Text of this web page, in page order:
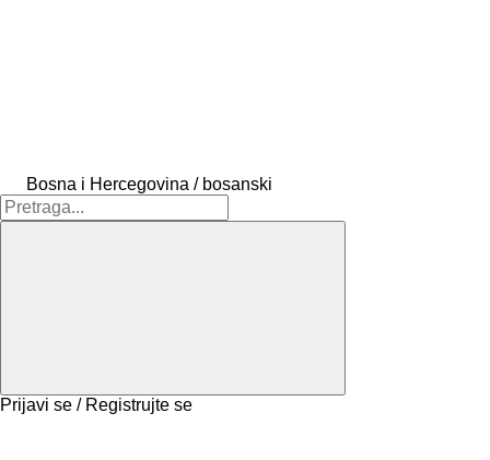
Bosna i Hercegovina / bosanski
Prijavi se / Registrujte se